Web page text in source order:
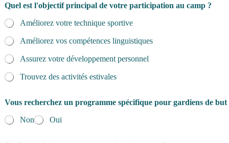
*
d
e
Quel est l'objectif principal de votre participation au camp ?
Améliorez votre technique sportive
Améliorez vos compétences linguistiques
Assurez votre développement personnel
Trouvez des activités estivales
Vous recherchez un programme spécifique pour gardiens de but
Non
Oui